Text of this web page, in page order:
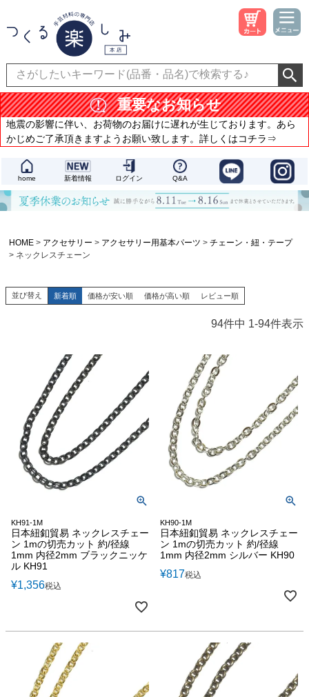
重要なお知らせ
地震の影響に伴い、お荷物のお届けに遅れが生じております。あら
かじめご了承頂きますようお願い致します。詳しくはコチラ⇒
home 新着情報 ログイン Q&A
HOME アクセサリー アクセサリー用基本パーツ
チェーン・紐・テープ
ネックレスチェーン
並び替え 新着順 価格が安い順 価格が高い順 レビュー順
94件中 1-94件表示
KH91-1M
日本紐釦貿易 ネックレスチェー
ン 1mの切売カット 約/径線
1mm 内径2mm ブラックニッケ
ル KH91
¥1,356税込
KH90-1M
日本紐釦貿易 ネックレスチェー
ン 1mの切売カット 約/径線
1mm 内径2mm シルバー KH90
¥817税込